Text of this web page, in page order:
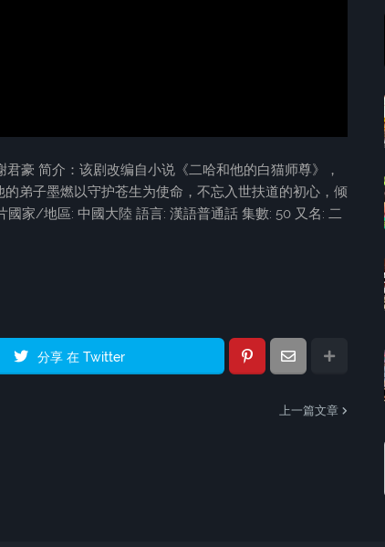
简介：该剧改编自小说《二哈和他的白猫师尊》，
弟子墨燃以守护苍生为使命，不忘入世扶道的初心，倾
家/地區: 中國大陸 語言: 漢語普通話 集數: 50 又名: 二
分享 在 Twitter
上一篇文章